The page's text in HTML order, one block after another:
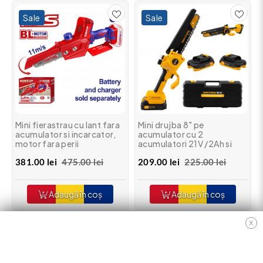
Sale
Mini fierastrau cu lant fara
acumulator si incarcator,
motor fara perii
ELGA2068 , Emtop -
381.00 lei 475.00 lei
Adaugă în coș
Sale
Mini drujba 8" pe
acumulator cu 2
acumulatori 21V /2Ah si
209.00 lei 225.00 lei
Adaugă în coș
X